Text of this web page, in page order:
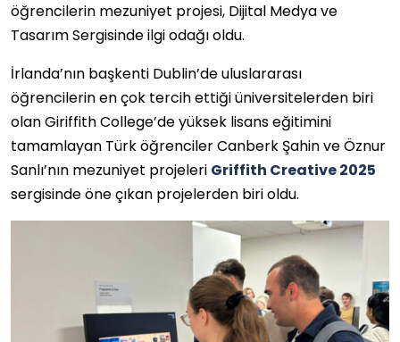
öğrencilerin mezuniyet projesi, Dijital Medya ve
Tasarım Sergisinde ilgi odağı oldu.
İrlanda’nın başkenti Dublin’de uluslararası
öğrencilerin en çok tercih ettiği üniversitelerden biri
olan Giriffith College’de yüksek lisans eğitimini
tamamlayan Türk öğrenciler Canberk Şahin ve Öznur
Sanlı’nın mezuniyet projeleri Griffith Creative 2025
sergisinde öne çıkan projelerden biri oldu.